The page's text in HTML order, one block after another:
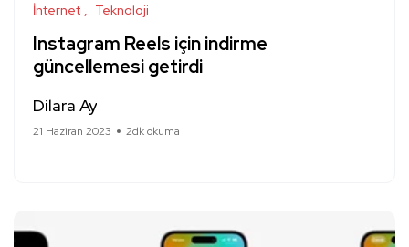
İnternet Teknoloji
Instagram Reels için indirme
güncellemesi getirdi
Dilara Ay
21 Haziran 2023 2dk okuma